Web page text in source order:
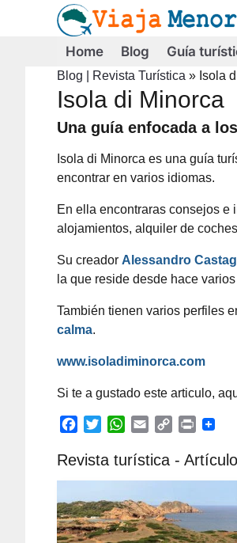
Home Blog Guía
Blog | Revista Turística » Isola
Isola di Minorca
Una guía enfocada a
Isola di Minorca es una guía
encontrar en varios idiomas.
En ella encontraras consejos e
alojamientos, alquiler de
Su creador Alessandro
la que reside desde hace
También tienen varios perfiles
calma.
www.isoladiminorca.com
Si te a gustado este articulo,
c
o
o
i
e
r
W
a
A
p
a
C
p
i
n
P
i
Revista turística -